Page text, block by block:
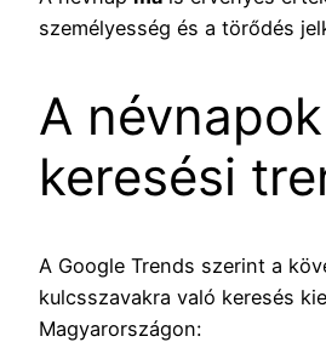
személyesség és a törődés
A névnapok
keresési
A Google Trends szerint a
kulcsszavakra való keresés
Magyarországon: